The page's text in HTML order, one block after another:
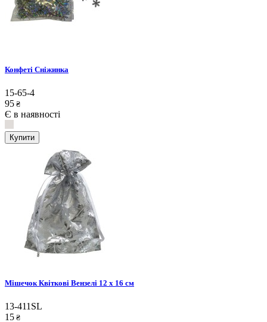
Конфеті Сніжинка
15-65-4
95 ₴
Є в наявності
Купити
Мішечок Квіткові Вензелі 12 х 16 см
13-411SL
15 ₴